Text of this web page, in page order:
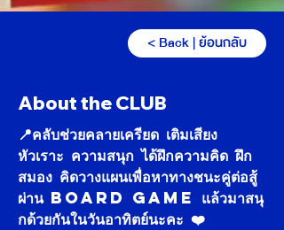
< Back | ย้อนกลับ
About the CLUB
📍คลับช่วยคลายเครียด เติมเสียง
หัวเราะ ความสนุก ได้ฝึกความคิด ฝึก
สมอง คิดวางแผนเพื่อหาทางชนะคู่ต่อสู้
ผ่าน Board Game แล้วมาสนุ
กด้วยกันในวันอาทิตย์นะคะ ❤️